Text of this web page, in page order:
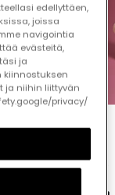
edellyttäen,
joissa
navigointia
evästeitä,
ja
kiinnostuksen
ja niihin liittyvän
privacy/